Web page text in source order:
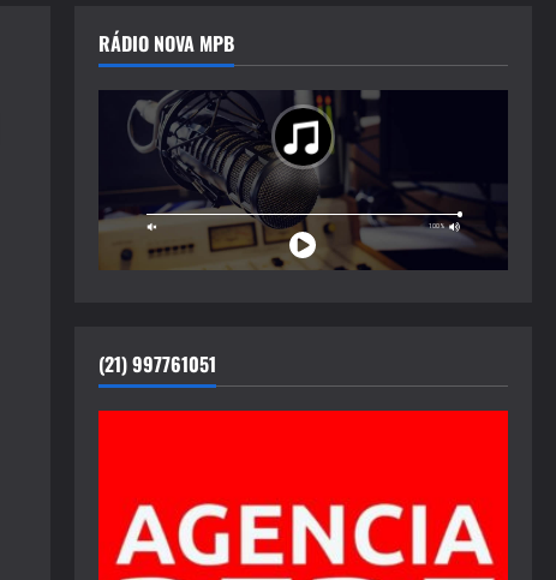
RÁDIO NOVA MPB
(21) 997761051